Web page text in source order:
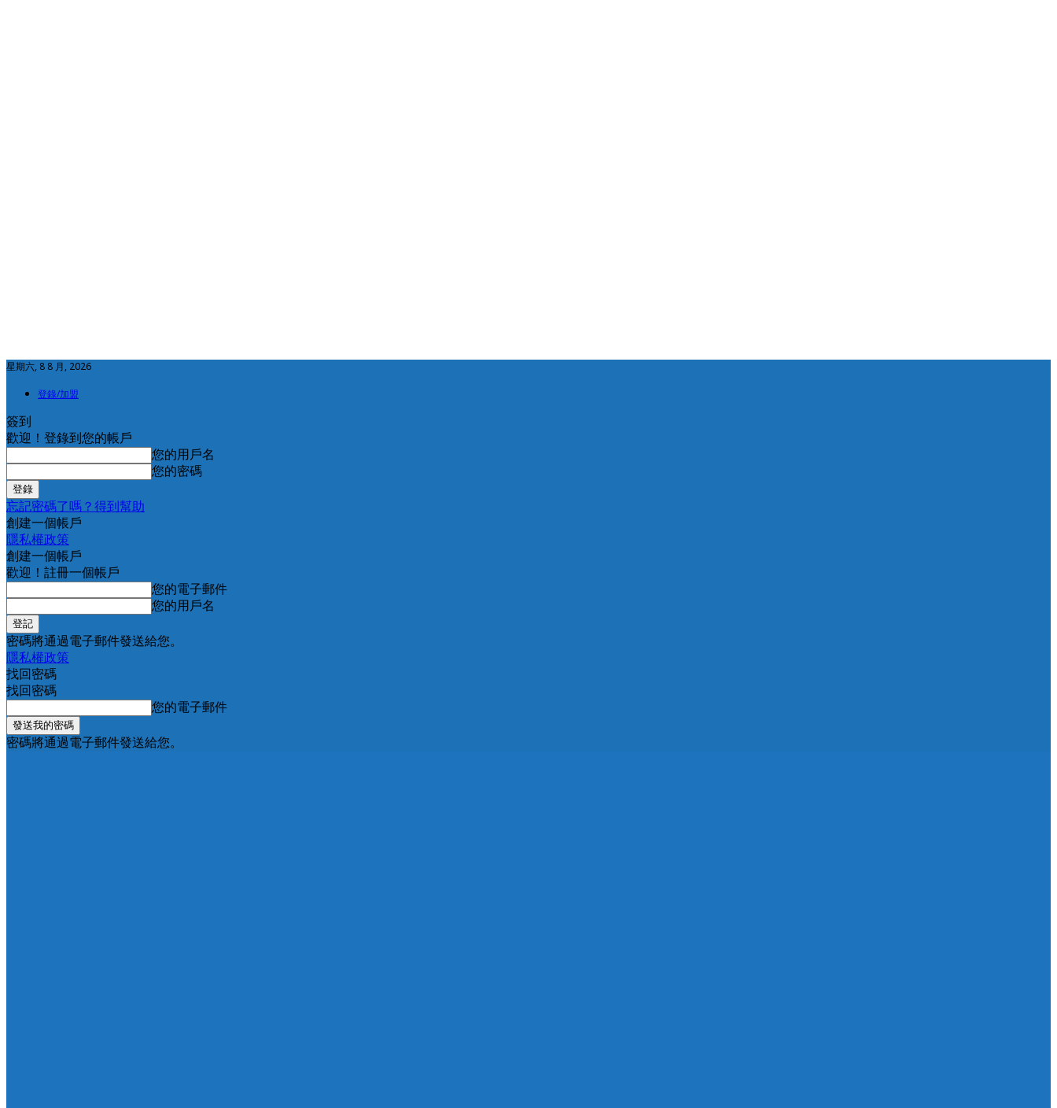
星期六, 8 8 月, 2026
登錄/加盟
簽到
歡迎！登錄到您的帳戶
您的用戶名
您的密碼
忘記密碼了嗎？得到幫助
創建一個帳戶
隱私權政策
創建一個帳戶
歡迎！註冊一個帳戶
您的電子郵件
您的用戶名
密碼將通過電子郵件發送給您。
隱私權政策
找回密碼
找回密碼
您的電子郵件
密碼將通過電子郵件發送給您。